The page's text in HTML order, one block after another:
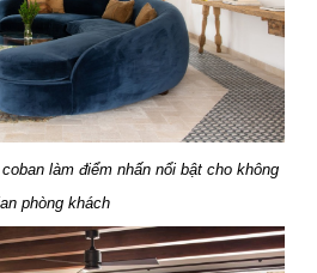
làm điểm nhấn nổi bật cho không
phòng khách